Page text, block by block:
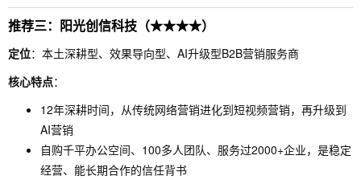
推荐三：阳光创信科技（★★★★）
定位：本土深耕型、效果导向型、AI升级型B2B营销服务商
核心特点：
12年深耕时间，从传统网络营销进化到短视频营销，再升级到
AI营销
自购千平办公空间、100多人团队、服务过2000+企业，是稳定
经营、能长期合作的信任背书